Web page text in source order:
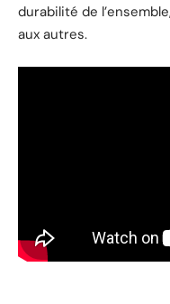
durabilité de
aux autres.